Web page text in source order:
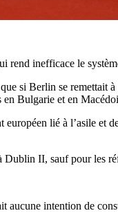
inefficace le
si Berlin se
en Bulgarie et en
lié à l’asile et
Dublin II, sauf pour les
intention de